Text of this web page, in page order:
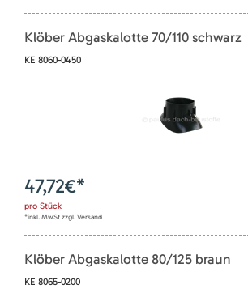
Klöber Abgaskalotte 70/110 schwarz
KE 8060-0450
47,72€*
pro Stück
*inkl. MwSt zzgl. Versand
Klöber Abgaskalotte 80/125 braun
KE 8065-0200